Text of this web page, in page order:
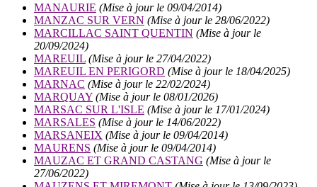
MANAURIE (Mise à jour le 09/04/2014)
MANZAC SUR VERN (Mise à jour le 28/06/2022)
MARCILLAC SAINT QUENTIN (Mise à jour le
20/09/2024)
MAREUIL (Mise à jour le 27/04/2022)
MAREUIL EN PERIGORD (Mise à jour le 18/04/2025)
MARNAC (Mise à jour le 22/02/2024)
MARQUAY (Mise à jour le 08/01/2026)
MARSAC SUR L'ISLE (Mise à jour le 17/01/2024)
MARSALES (Mise à jour le 14/06/2022)
MARSANEIX (Mise à jour le 09/04/2014)
MAURENS (Mise à jour le 09/04/2014)
MAUZAC ET GRAND CASTANG (Mise à jour le
27/06/2022)